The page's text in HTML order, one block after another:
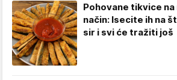
Pohovane tikvice
način: Isecite ih na
sir i svi će tražiti još